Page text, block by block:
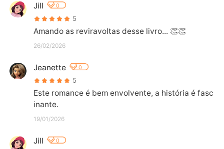
Jill 0
5
Amando as reviravoltas desse livro... 👏👏
26/02/2026
Jeanette 0
5
Este romance é bem envolvente, a história é fasc
inante.
19/01/2026
Jill 0